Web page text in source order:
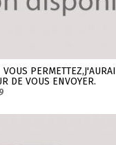
VOUS PERMETTEZ,J'AURAI
DE VOUS ENVOYER.